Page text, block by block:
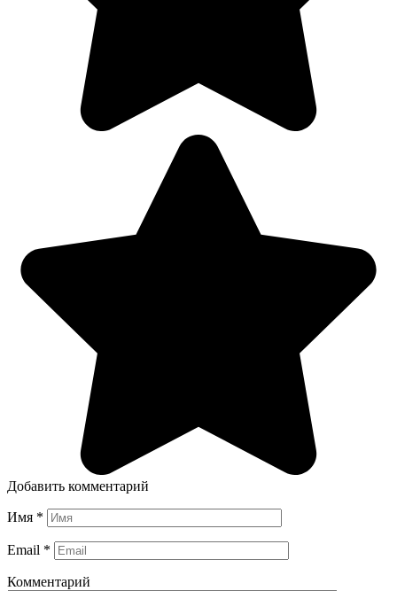
Добавить комментарий
Имя *
Email *
Комментарий